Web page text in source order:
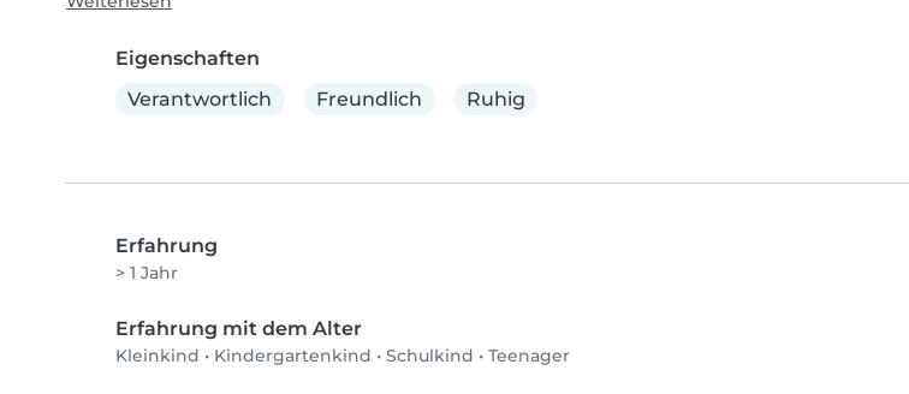
Eigenschaften
Verantwortlich
Freundlich Ruhig
Erfahrung
> 1 Jahr
Erfahrung mit dem Alter
Kleinkind • Kindergartenkind • Schulkind • Teenager